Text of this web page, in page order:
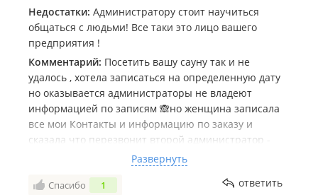
Недостатки: Администратору стоит научиться
общаться с людьми! Все таки это лицо вашего
предприятия !
Комментарий: Посетить вашу сауну так и не
удалось , хотела записаться на определенную дату
но оказывается администраторы не владеют
информацией по записям 🙈но женщина записала
все мои Контакты и информацию по заказу и
сказала что перезвонит второй администратор -
прождав 2 дня и не получив звонка я позвонила
сама и решила уточнить , т.к дата приближается а я
ещё ничего нового не искала .... в итоге я услышала
Развернуть
Спасибо 1 ответить